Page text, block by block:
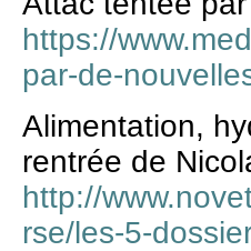
https://
par-de-
Alimentation,
rentrée de
http://
rse/les-5-